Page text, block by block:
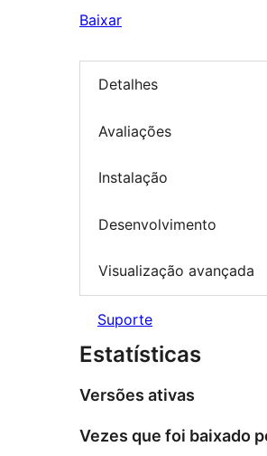
Baixar
Detalhes
Avaliações
Instalação
Desenvolvimento
Visualização avançada
Suporte
Estatísticas
Versões ativas
Vezes que foi baixado